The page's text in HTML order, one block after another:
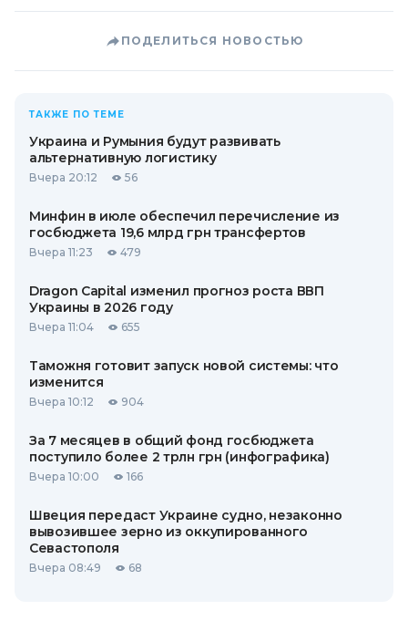
ПОДЕЛИТЬСЯ НОВОСТЬЮ
ТАКЖЕ ПО ТЕМЕ
Украина и Румыния будут развивать
альтернативную логистику
Вчера 20:12 56
Минфин в июле обеспечил перечисление из
госбюджета 19,6 млрд грн трансфертов
Вчера 11:23 479
Dragon Capital изменил прогноз роста ВВП
Украины в 2026 году
Вчера 11:04 655
Таможня готовит запуск новой системы: что
изменится
Вчера 10:12 904
За 7 месяцев в общий фонд госбюджета
поступило более 2 трлн грн (инфографика)
Вчера 10:00 166
Швеция передаст Украине судно, незаконно
вывозившее зерно из оккупированного
Севастополя
Вчера 08:49 68